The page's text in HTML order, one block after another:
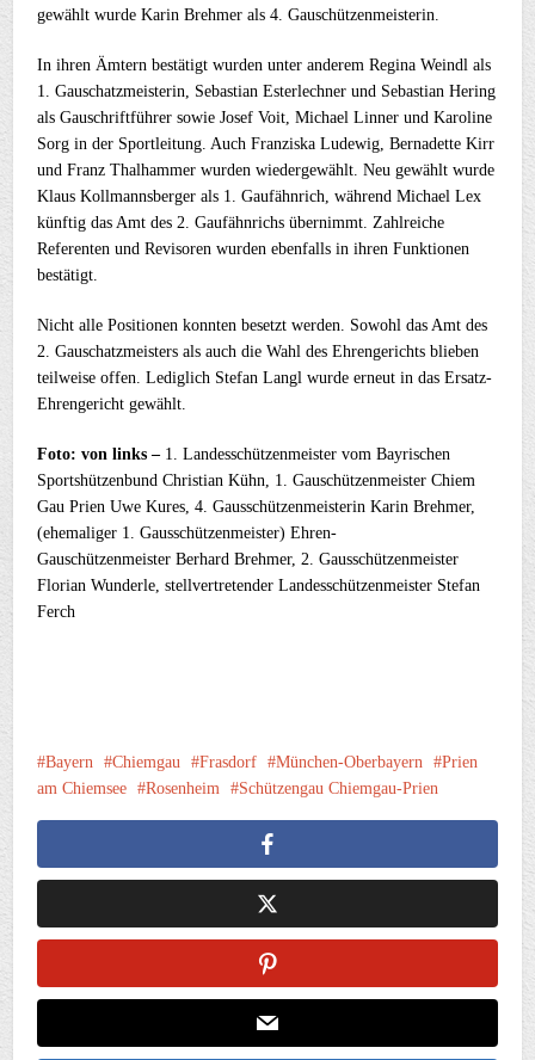
gewählt wurde Karin Brehmer als 4. Gauschützenmeisterin.
In ihren Ämtern bestätigt wurden unter anderem Regina Weindl als
1. Gauschatzmeisterin, Sebastian Esterlechner und Sebastian Hering
als Gauschriftführer sowie Josef Voit, Michael Linner und Karoline
Sorg in der Sportleitung. Auch Franziska Ludewig, Bernadette Kirr
und Franz Thalhammer wurden wiedergewählt. Neu gewählt wurde
Klaus Kollmannsberger als 1. Gaufähnrich, während Michael Lex
künftig das Amt des 2. Gaufähnrichs übernimmt. Zahlreiche
Referenten und Revisoren wurden ebenfalls in ihren Funktionen
bestätigt.
Nicht alle Positionen konnten besetzt werden. Sowohl das Amt des
2. Gauschatzmeisters als auch die Wahl des Ehrengerichts blieben
teilweise offen. Lediglich Stefan Langl wurde erneut in das Ersatz-
Ehrengericht gewählt.
Foto: von links – 1. Landesschützenmeister vom Bayrischen
Sportshützenbund Christian Kühn, 1. Gauschützenmeister Chiem
Gau Prien Uwe Kures, 4. Gausschützenmeisterin Karin Brehmer,
(ehemaliger 1. Gausschützenmeister) Ehren-
Gauschützenmeister Berhard Brehmer, 2. Gausschützenmeister
Florian Wunderle, stellvertretender Landesschützenmeister Stefan
Ferch
Bayern Chiemgau Frasdorf München-Oberbayern
Prien
am Chiemsee
Rosenheim Schützengau Chiemgau-Prien